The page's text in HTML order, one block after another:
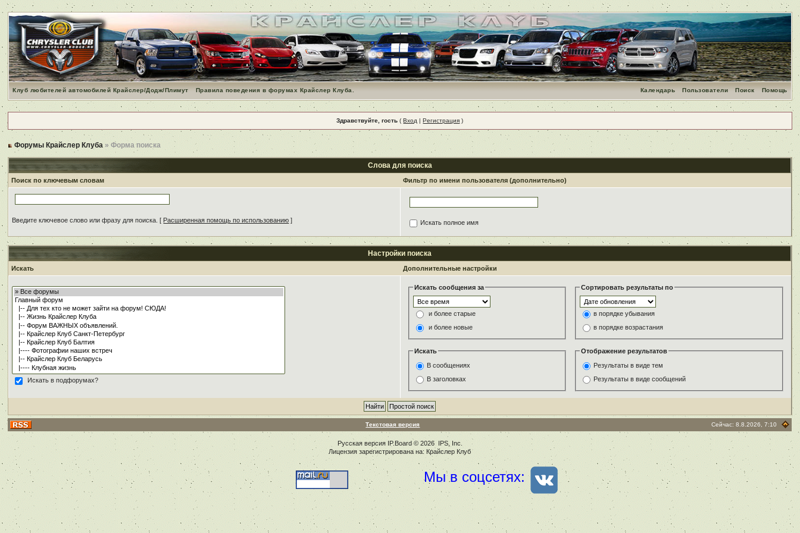
Клуб любителей автомобилей Крайслер/Додж/Плимут Правила поведения в форумах Крайслер Клуба. Помощь
Поиск
Пользователи
Календарь
Здравствуйте, гость (Вход |Регистрация )
Форумы Крайслер Клуба » Форма поиска
Слова для поиска
Поиск по ключевым словам Фильтр по имени пользователя (дополнительно)
Введите ключевое слово или фразу для поиска. [ Расширенная помощь по использованию ] Искать полное имя
Настройки поиска
Искать Дополнительные настройки
Искать в подфорумах?
Искать сообщения за
и более старые
и более новые
Сортировать результаты по
в порядке убывания
в порядке возрастания
Искать
В сообщениях
В заголовках
Отображение результатов
Результаты в виде тем
Результаты в виде сообщений
Текстовая версия Сейчас: 8.8.2026, 7:10
Русская версия IP.Board© 2026 IPS, Inc
Лицензия зарегистрирована на: Крайслер Клуб
Мы в соцсетях: